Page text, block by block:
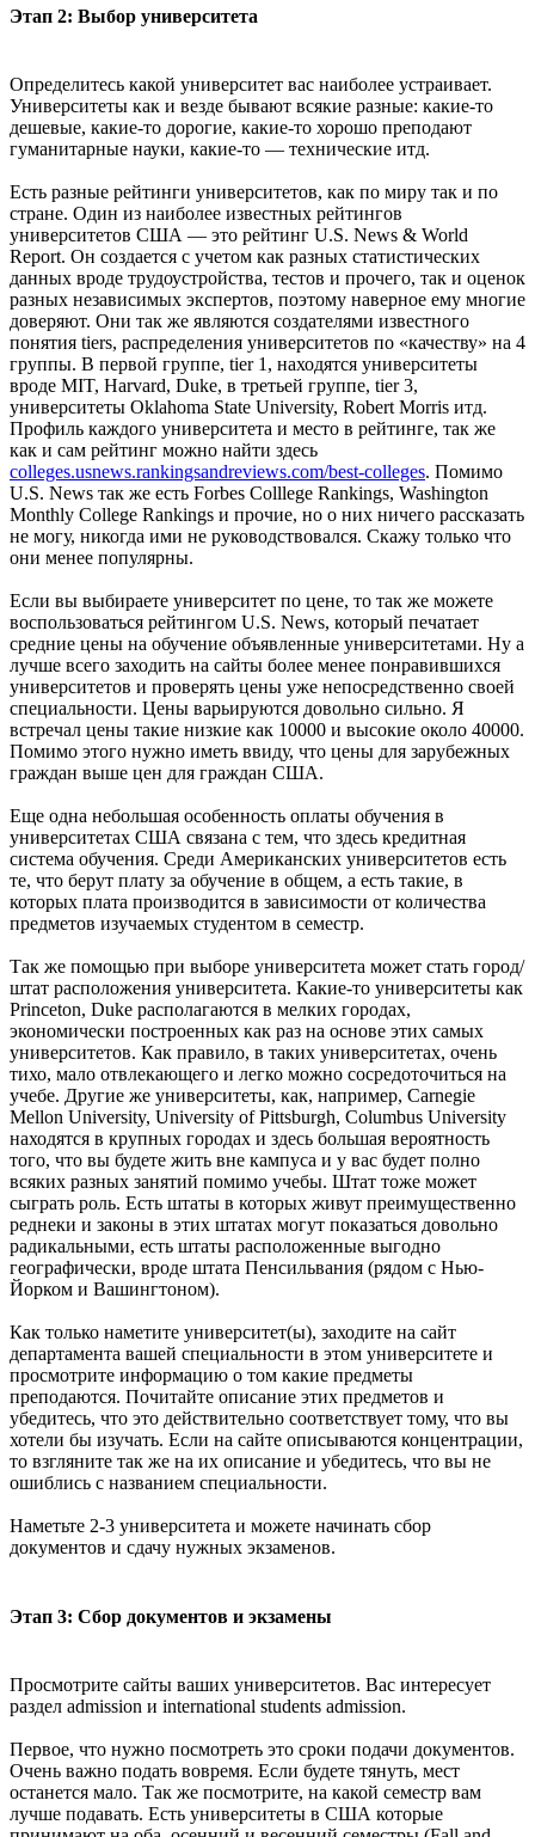
Этап 2: Выбор университета
Определитесь какой университет вас наиболее устраивает.
Университеты как и везде бывают всякие разные: какие-то
дешевые, какие-то дорогие, какие-то хорошо преподают
гуманитарные науки, какие-то — технические итд.
Есть разные рейтинги университетов, как по миру так и по
стране. Один из наиболее известных рейтингов
университетов США — это рейтинг U.S. News & World
Report. Он создается с учетом как разных статистических
данных вроде трудоустройства, тестов и прочего, так и оценок
разных независимых экспертов, поэтому наверное ему многие
доверяют. Они так же являются создателями известного
понятия tiers, распределения университетов по «качеству» на 4
группы. В первой группе, tier 1, находятся университеты
вроде MIT, Harvard, Duke, в третьей группе, tier 3,
университеты Oklahoma State University, Robert Morris итд.
Профиль каждого университета и место в рейтинге, так же
как и сам рейтинг можно найти здесь
colleges.usnews.rankingsandreviews.com/best-colleges. Помимо
U.S. News так же есть Forbes Colllege Rankings, Washington
Monthly College Rankings и прочие, но о них ничего рассказать
не могу, никогда ими не руководствовался. Скажу только что
они менее популярны.
Если вы выбираете университет по цене, то так же можете
воспользоваться рейтингом U.S. News, который печатает
средние цены на обучение объявленные университетами. Ну а
лучше всего заходить на сайты более менее понравившихся
университетов и проверять цены уже непосредственно своей
специальности. Цены варьируются довольно сильно. Я
встречал цены такие низкие как 10000 и высокие около 40000.
Помимо этого нужно иметь ввиду, что цены для зарубежных
граждан выше цен для граждан США.
Еще одна небольшая особенность оплаты обучения в
университетах США связана с тем, что здесь кредитная
система обучения. Среди Американских университетов есть
те, что берут плату за обучение в общем, а есть такие, в
которых плата производится в зависимости от количества
предметов изучаемых студентом в семестр.
Так же помощью при выборе университета может стать город/
штат расположения университета. Какие-то университеты как
Princeton, Duke располагаются в мелких городах,
экономически построенных как раз на основе этих самых
университетов. Как правило, в таких университетах, очень
тихо, мало отвлекающего и легко можно сосредоточиться на
учебе. Другие же университеты, как, например, Carnegie
Mellon University, University of Pittsburgh, Columbus University
находятся в крупных городах и здесь большая вероятность
того, что вы будете жить вне кампуса и у вас будет полно
всяких разных занятий помимо учебы. Штат тоже может
сыграть роль. Есть штаты в которых живут преимущественно
реднеки и законы в этих штатах могут показаться довольно
радикальными, есть штаты расположенные выгодно
географически, вроде штата Пенсильвания (рядом с Нью-
Йорком и Вашингтоном).
Как только наметите университет(ы), заходите на сайт
департамента вашей специальности в этом университете и
просмотрите информацию о том какие предметы
преподаются. Почитайте описание этих предметов и
убедитесь, что это действительно соответствует тому, что вы
хотели бы изучать. Если на сайте описываются концентрации,
то взгляните так же на их описание и убедитесь, что вы не
ошиблись с названием специальности.
Наметьте 2-3 университета и можете начинать сбор
документов и сдачу нужных экзаменов.
Этап 3: Сбор документов и экзамены
Просмотрите сайты ваших университетов. Вас интересует
раздел admission и international students admission.
Первое, что нужно посмотреть это сроки подачи документов.
Очень важно подать вовремя. Если будете тянуть, мест
останется мало. Так же посмотрите, на какой семестр вам
лучше подавать. Есть университеты в США которые